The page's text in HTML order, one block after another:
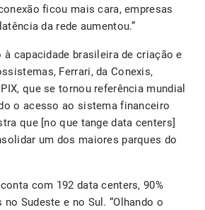
ficou mais cara, empresas
da rede aumentou.”
à capacidade brasileira de criação e
Ferrari, da Conexis,
que se tornou referência mundial
o acesso ao sistema financeiro
que [no que tange data centers]
um dos maiores parques do
com 192 data centers, 90%
Sudeste e no Sul. “Olhando o